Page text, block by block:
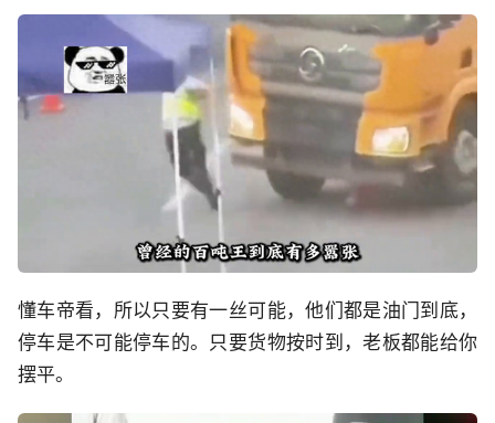
懂车帝看，所以只要有一丝可能，他们都是油门到底，
停车是不可能停车的。只要货物按时到，老板都能给你
摆平。